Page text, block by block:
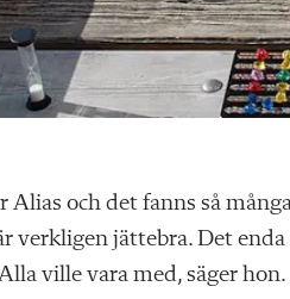
Alias och det fanns så
verkligen jättebra. Det
ville vara med, säger hon.